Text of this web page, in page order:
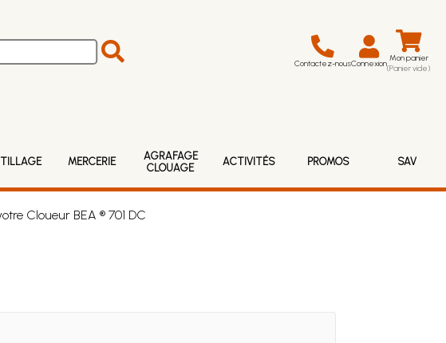
Contactez-nousConnexion Mon panier
(Panier vide)
MERCERIE
AGRAFAGE
CLOUAGE
ACTIVITÉS PROMOS SAV
Cloueur BEA ® 701 DC